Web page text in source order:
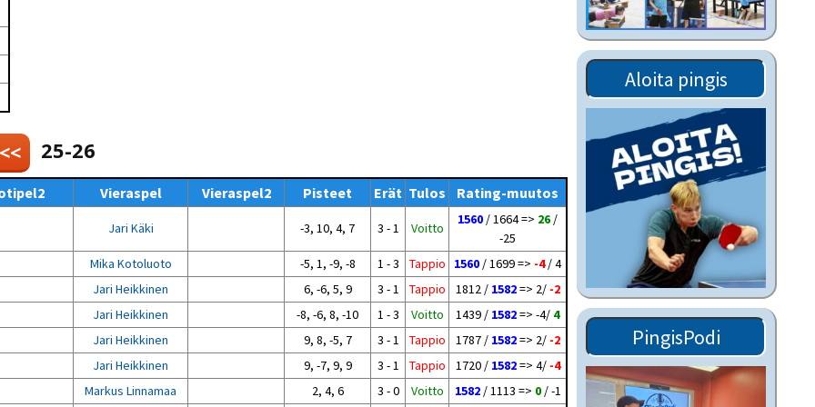
Maahanmuuttajien
kotouttaminen ja
sukupuolten tasa-arvo
pöytätenniksessä
kattavan osallisuuden
kautta
25-26
Vieraspel Vieraspel2 Pisteet Erät Tulos Rating-muutos
Jari Käki -3, 10, 4, 7 3 - 1 Voitto
1560 / 1664 => 26 /
-25
Mika Kotoluoto -5, 1, -9, -8 1 - 3 Tappio 1560 / 1699 => -4/ 4
Jari Heikkinen 6, -6, 5, 9 3 - 1 Tappio 1812 / 1582=> 2/ -2
Jari Heikkinen -8, -6, 8, -10 1 - 3 Voitto 1439 / 1582=> -4/ 4
Jari Heikkinen 9, 8, -5, 7 3 - 1 Tappio 1787 / 1582=> 2/ -2
Jari Heikkinen 9, -7, 9, 9 3 - 1 Tappio 1720 / 1582=> 4/ -4
Markus Linnamaa 2, 4, 6 3 - 0 Voitto 1582/ 1113 => 0/ -1
Aloita pingis
PingisPodi